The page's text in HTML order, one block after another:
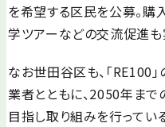
を希望する区民を公募。
学ツアーなどの交流促進も
なお世田谷区も、「RE100
業者とともに、2050年まで
目指し取り組みを行ってい